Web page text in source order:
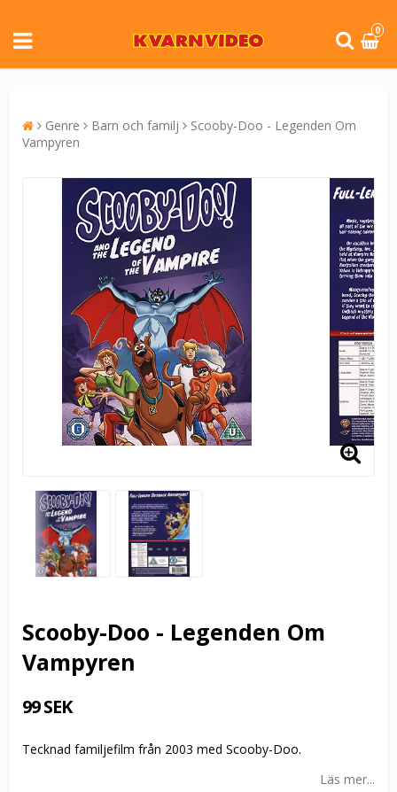
0
Genre Barn och familj
Scooby-Doo - Legenden Om
Vampyren
Scooby-Doo - Legenden Om
Vampyren
99 SEK
Tecknad familjefilm från 2003 med Scooby-Doo.
Läs mer...